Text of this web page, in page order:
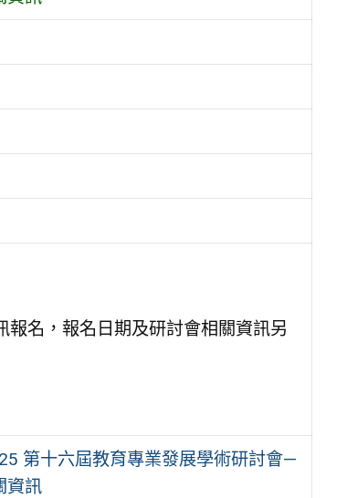
名，報名日期及研討會相關資訊另
第十六屆教育專業發展學術研討會—
資訊